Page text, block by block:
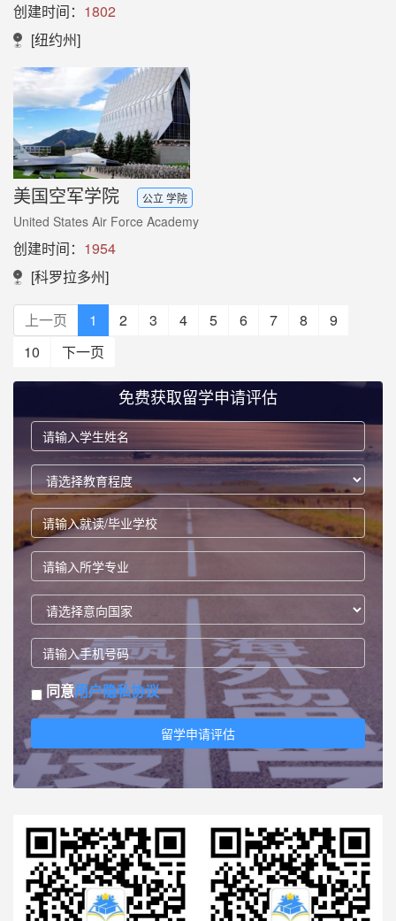
创建时间： 1802
[纽约州]
美国空军学院 公立 学院
United States Air Force Academy
创建时间： 1954
[科罗拉多州]
上一页 1 2 3 4 5 6 7 8
9
10
下一页
免费获取留学申请评估
同意用户隐私协议
留学申请评估